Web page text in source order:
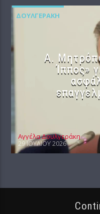
ΔΟΥΛΓΕΡΆΚΗ
Α.
Ίππος»
Αγγέλα Δουλγεράκη
29 ΙΟΥΛΊΟΥ 2026